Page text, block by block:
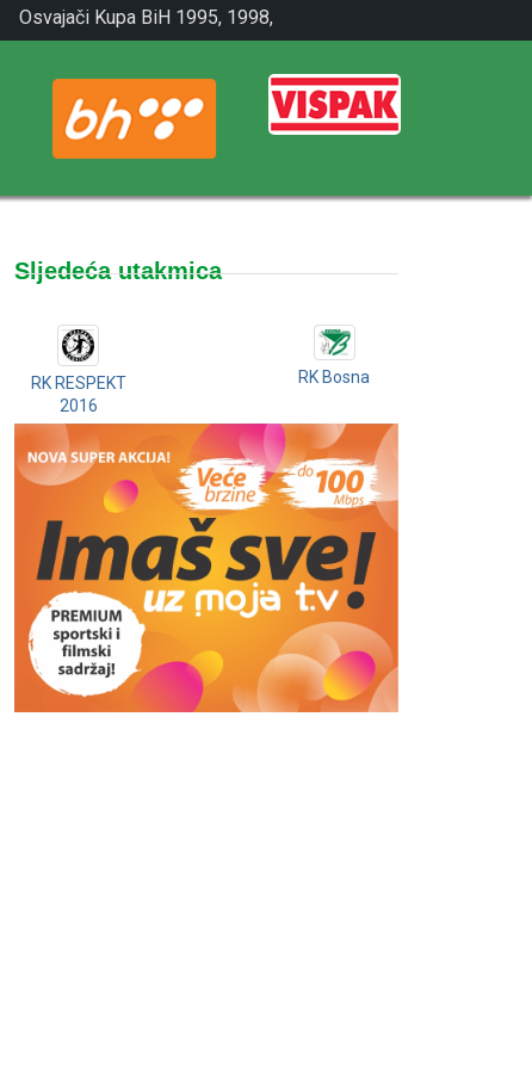
Osvajači Kupa BiH 1995, 1998,
2001.
Sljedeća utakmica
RK RESPEKT
2016
RK Bosna